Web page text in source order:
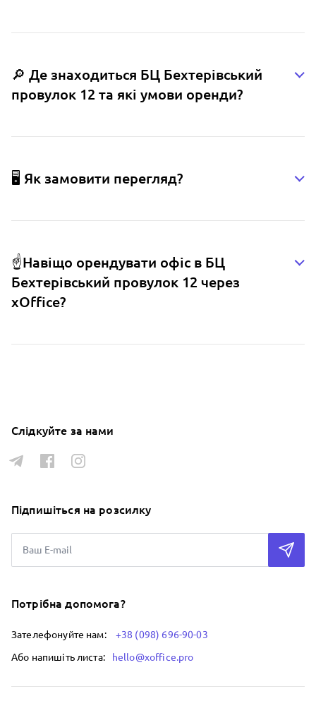
🔎 Де знаходиться БЦ Бехтерівський
провулок 12 та які умови оренди?
🖥️ Як замовити перегляд?
☝️Навіщо орендувати офіс в БЦ
Бехтерівський провулок 12 через
xOffice?
Слідкуйте за нами
Підпишіться на розсилку
Потрібна допомога?
Зателефонуйте нам:
+38 (098) 696-90-03
Або напишіть листа:
hello@xoffice.pro